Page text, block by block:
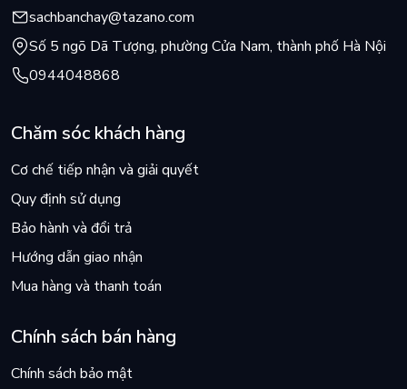
sachbanchay@tazano.com
Số 5 ngõ Dã Tượng, phường Cửa Nam, thành phố Hà Nội
0944048868
Chăm sóc khách hàng
Cơ chế tiếp nhận và giải quyết
Quy định sử dụng
Bảo hành và đổi trả
Hướng dẫn giao nhận
Mua hàng và thanh toán
Chính sách bán hàng
Chính sách bảo mật